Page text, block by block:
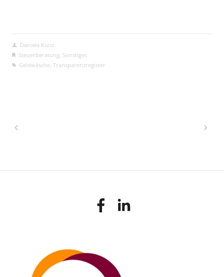
Daniela Kunz
Steuerberatung Sonstiges
Geldwäsche, Transparenzregister